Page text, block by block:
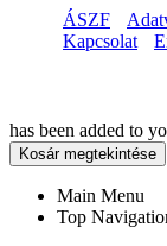
ÁSZF
Kapcsolat
has been added to
Kosár megtekintése
Main Menu
Top